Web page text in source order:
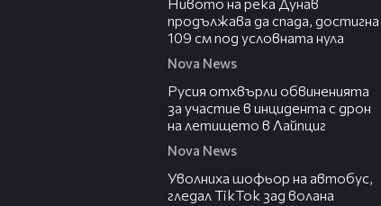
продължава да спада, достигна
109 см под условната нула
Nova News
Русия отхвърли обвиненията
за участие в инцидента с дрон
на летището в Лайпциг
Nova News
Уволниха шофьор на автобус,
гледал TikTok зад волана